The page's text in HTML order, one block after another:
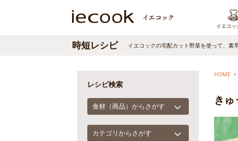
イエコッ
イエコックの宅配カット野菜を使って、素
時短レシピ
HOME
きゅ
レシピ検索
食材（商品）からさがす
カテゴリからさがす